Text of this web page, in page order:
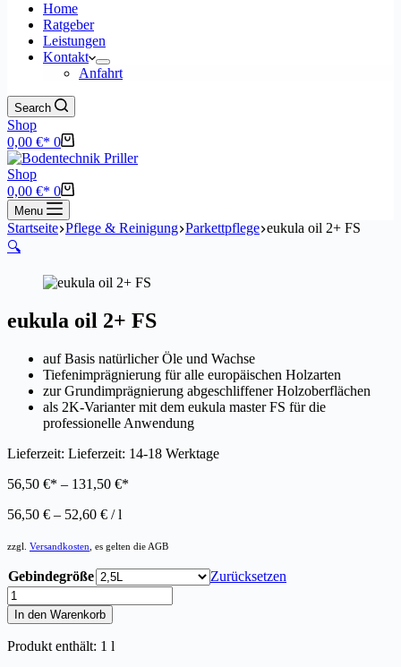
Produktseite
gewählt
Home
Ratgeber
Leistungen
Kontakt
Anfahrt
Search
Shop
Warenkorb
0,00 € 0
Shop
Warenkorb
0,00 € 0
Menu
Startseite Pflege & Reinigung Parkettpflege eukula oil 2+ FS
🔍
eukula oil 2+ FS
auf Basis natürlicher Öle und Wachse
Tiefenimprägnierung für alle europäischen Holzarten
zur Grundimprägnierung abgeschliffener Holzoberflächen
als 2K-Varianter mit dem eukula master FS für die
professionelle Anwendung
Lieferzeit: Lieferzeit: 14-18 Werktage
56,50 € – 131,50 €
56,50 € – 52,60 € /l
zzgl. Versandkosten , es gelten die AGB
Gebindegröße
Zurücksetzen
eukula
oil
2+
FS
In den Warenkorb
Produkt enthält: 1 l